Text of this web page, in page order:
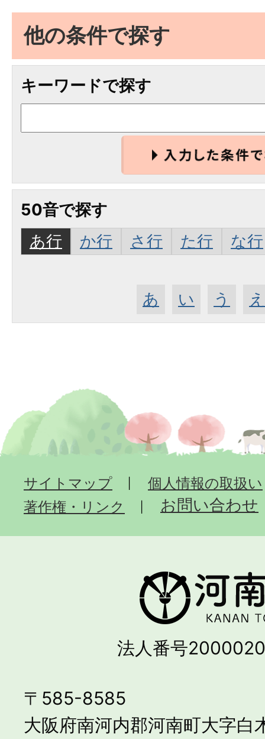
他の条件で探す
キーワードで探す
50音で探す
あ行
か行 さ行 た行 な行
あ い う え
サイトマップ
個人情報の取扱い
著作権・リンク
お問い合わせ
法人番号
〒585-8585
大阪府南河内郡河南町大字白